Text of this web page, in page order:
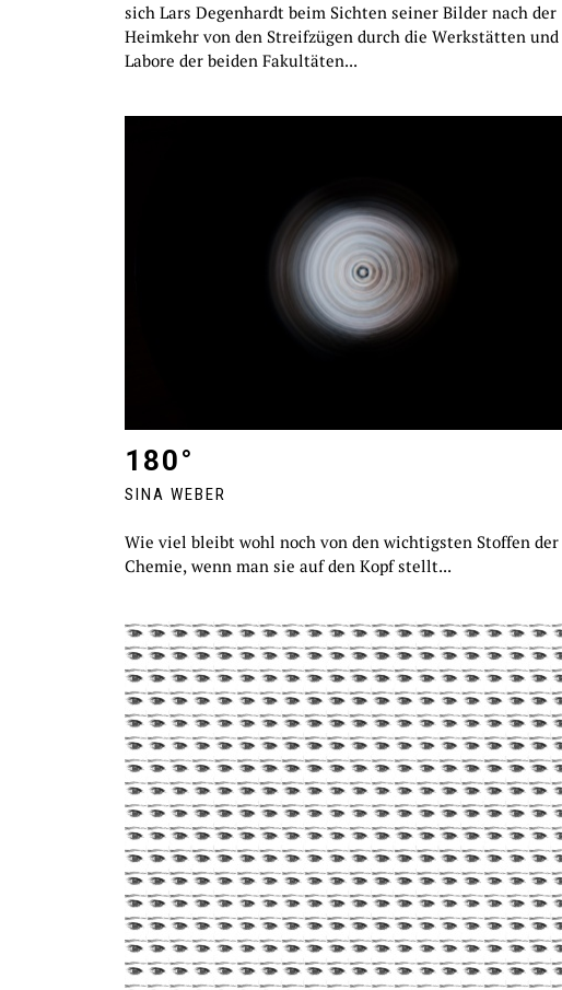
sich Lars Degenhardt beim Sichten seiner Bilder nach der
Heimkehr von den Streifzügen durch die Werkstätten und
Labore der beiden Fakultäten...
180°
SINA WEBER
Wie viel bleibt wohl noch von den wichtigsten Stoffen der
Chemie, wenn man sie auf den Kopf stellt...